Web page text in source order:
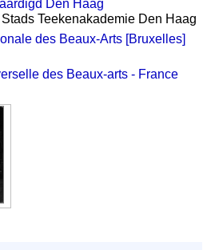
Den Haag
Teekenakademie Den Haag
des Beaux-Arts [Bruxelles]
des Beaux-arts - France